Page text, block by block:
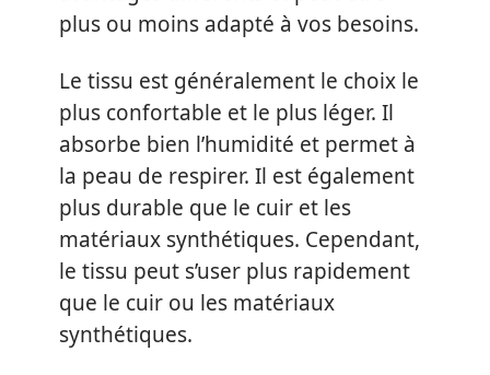
plus ou moins adapté à vos besoins.
Le tissu est généralement le choix le
plus confortable et le plus léger. Il
absorbe bien l’humidité et permet à
la peau de respirer. Il est également
plus durable que le cuir et les
matériaux synthétiques. Cependant,
le tissu peut s’user plus rapidement
que le cuir ou les matériaux
synthétiques.